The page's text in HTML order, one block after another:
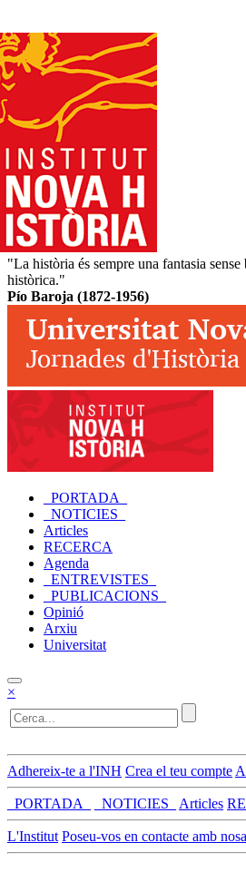
"La història és sempre una fantasia
històrica."
Pío Baroja (1872-1956)
_PORTADA_
_NOTICIES_
Articles
RECERCA
Agenda
_ENTREVISTES_
_PUBLICACIONS_
Opinió
Arxiu
Universitat
×
Adhereix-te a l'INH Crea el teu compte
_PORTADA_ _NOTICIES_ Articles
L'Institut Poseu-vos en contacte amb